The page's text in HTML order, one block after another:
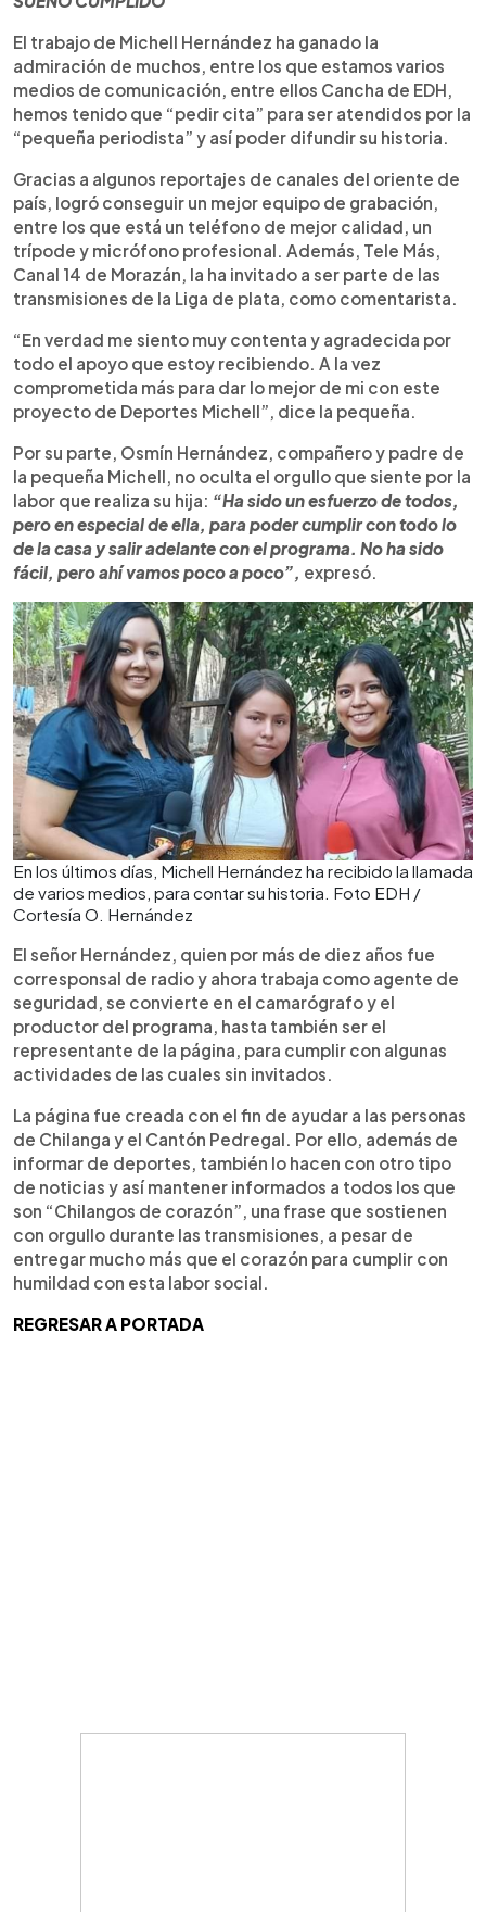
El trabajo de Michell Hernández ha ganado la
admiración de muchos, entre los que estamos varios
medios de comunicación, entre ellos Cancha de EDH,
hemos tenido que “pedir cita” para ser atendidos por la
“pequeña periodista” y así poder difundir su historia.
Gracias a algunos reportajes de canales del oriente de
país, logró conseguir un mejor equipo de grabación,
entre los que está un teléfono de mejor calidad, un
trípode y micrófono profesional. Además, Tele Más,
Canal 14 de Morazán, la ha invitado a ser parte de las
transmisiones de la Liga de plata, como comentarista.
“En verdad me siento muy contenta y agradecida por
todo el apoyo que estoy recibiendo. A la vez
comprometida más para dar lo mejor de mi con este
proyecto de Deportes Michell”, dice la pequeña.
Por su parte, Osmín Hernández, compañero y padre de
la pequeña Michell, no oculta el orgullo que siente por la
labor que realiza su hija: “Ha sido un esfuerzo de todos,
pero en especial de ella, para poder cumplir con todo lo
de la casa y salir adelante con el programa. No ha sido
fácil, pero ahí vamos poco a poco”, expresó.
En los últimos días, Michell Hernández ha recibido la llamada
de varios medios, para contar su historia. Foto EDH /
Cortesía O. Hernández
El señor Hernández, quien por más de diez años fue
corresponsal de radio y ahora trabaja como agente de
seguridad, se convierte en el camarógrafo y el
productor del programa, hasta también ser el
representante de la página, para cumplir con algunas
actividades de las cuales sin invitados.
La página fue creada con el fin de ayudar a las personas
de Chilanga y el Cantón Pedregal. Por ello, además de
informar de deportes, también lo hacen con otro tipo
de noticias y así mantener informados a todos los que
son “Chilangos de corazón”, una frase que sostienen
con orgullo durante las transmisiones, a pesar de
entregar mucho más que el corazón para cumplir con
humildad con esta labor social.
REGRESAR A PORTADA